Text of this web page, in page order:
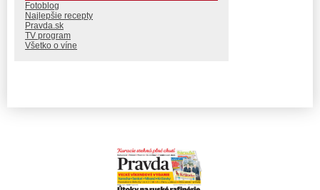
Fotoblog
Najlepšie recepty
Pravda.sk
TV program
Všetko o víne